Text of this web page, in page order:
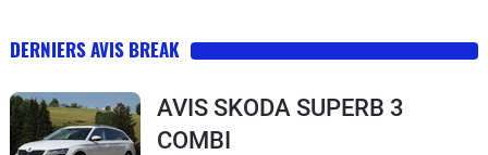
DERNIERS AVIS BREAK
AVIS SKODA SUPERB 3
COMBI